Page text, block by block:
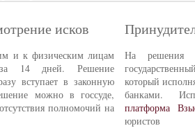
исков
и к физическим лицам
за 14 дней. Решение
вступает в законную
можно в госсуде,
полномочий на
На решения
который
банками.
платформа
юристов